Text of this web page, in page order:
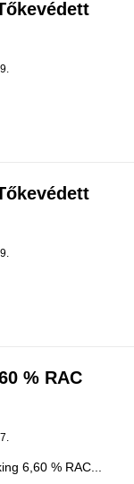
% RAC
6,60 % RAC...